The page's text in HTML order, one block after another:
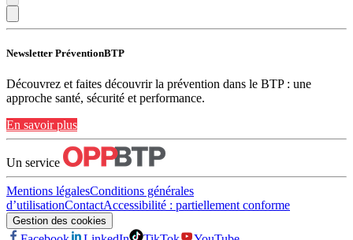
Newsletter PréventionBTP
Découvrez et faites découvrir la prévention dans le BTP : une
approche santé, sécurité et performance.
En savoir plus
Un service
Mentions légalesConditions générales
d’utilisationContactAccessibilité : partiellement conforme
Gestion des cookies